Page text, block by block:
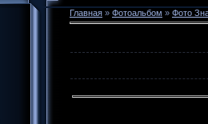
Главная » Фотоальбом » Фото